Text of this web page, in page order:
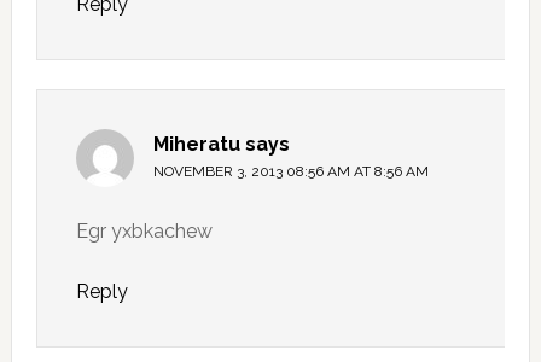
Miheratu says
NOVEMBER 3, 2013 08:56 AM AT 8:56 AM
Egr yxbkachew
Reply